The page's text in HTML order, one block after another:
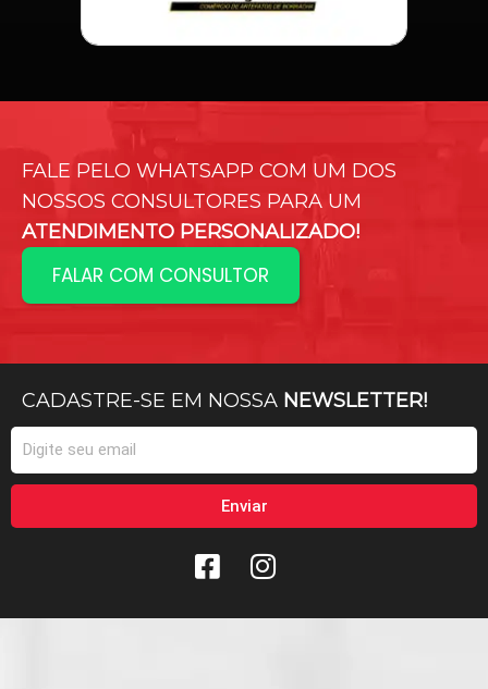
FALE PELO WHATSAPP COM UM DOS
NOSSOS CONSULTORES PARA UM
ATENDIMENTO PERSONALIZADO!
FALAR COM CONSULTOR
CADASTRE-SE EM NOSSA NEWSLETTER!
Email
Enviar